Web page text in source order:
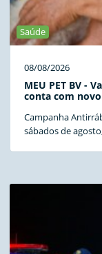
Saúde
08/08/2026
MEU PET BV -
conta com
Campanha
sábados de